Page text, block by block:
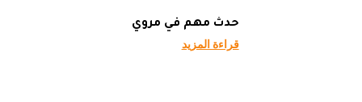
حدث مهم في مروي
قراءة المزيد